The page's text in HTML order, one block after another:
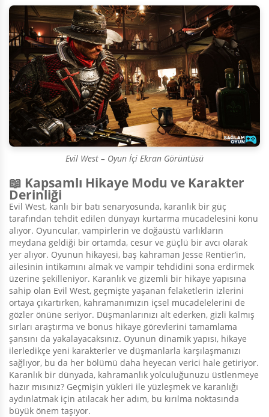
Evil West – Oyun İçi Ekran Görüntüsü
📖 Kapsamlı Hikaye Modu ve Karakter
Derinliği
Evil West, kanlı bir batı senaryosunda, karanlık bir güç
tarafından tehdit edilen dünyayı kurtarma mücadelesini konu
alıyor. Oyuncular, vampirlerin ve doğaüstü varlıkların
meydana geldiği bir ortamda, cesur ve güçlü bir avcı olarak
yer alıyor. Oyunun hikayesi, baş kahraman Jesse Rentier’in,
ailesinin intikamını almak ve vampir tehdidini sona erdirmek
üzerine şekilleniyor. Karanlık ve gizemli bir hikaye yapısına
sahip olan Evil West, geçmişte yaşanan felaketlerin izlerini
ortaya çıkartırken, kahramanımızın içsel mücadelelerini de
gözler önüne seriyor. Düşmanlarınızı alt ederken, gizli kalmış
sırları araştırma ve bonus hikaye görevlerini tamamlama
şansını da yakalayacaksınız. Oyunun dinamik yapısı, hikaye
ilerledikçe yeni karakterler ve düşmanlarla karşılaşmanızı
sağlıyor, bu da her bölümü daha heyecan verici hale getiriyor.
Karanlık bir dünyada, kahramanlık yolculuğunuzu üstlenmeye
hazır mısınız? Geçmişin yükleri ile yüzleşmek ve karanlığı
aydınlatmak için atılacak her adım, bu kırılma noktasında
büyük önem taşıyor.